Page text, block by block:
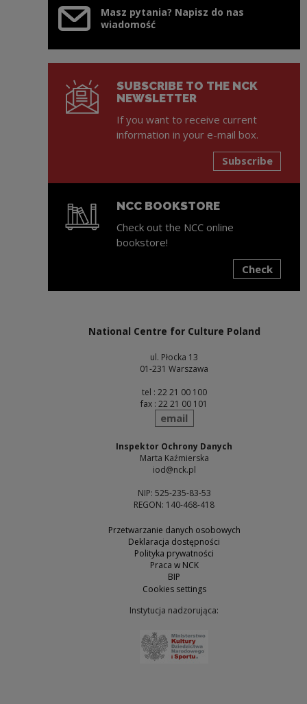
Masz pytania? Napisz do nas
wiadomość
SUBSCRIBE TO THE NCK
NEWSLETTER
If you want to receive current
information in your e-mail box.
Subscribe
NCC BOOKSTORE
Check out the NCC online
bookstore!
Check
National Centre for Culture Poland
ul. Płocka 13
01-231 Warszawa
tel : 22 21 00 100
fax : 22 21 00 101
send
email
Inspektor Ochrony Danych
Marta Kaźmierska
iod@nck.pl
NIP: 525-235-83-53
REGON: 140-468-418
Przetwarzanie danych osobowych
Deklaracja dostępności
Polityka prywatności
Praca w NCK
BIP
Cookies settings
Instytucja nadzorująca: